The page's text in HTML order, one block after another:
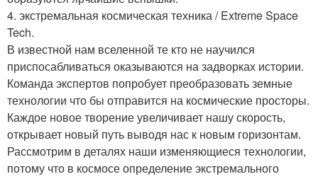
4. экстремальная космическая техника / Extreme Space
Tech.
В известной нам вселенной те кто не научился
приспосабливаться оказываются на задворках истории.
Команда экспертов попробует преобразовать земные
технологии что бы отправится на космические просторы.
Каждое новое творение увеличивает нашу скорость,
открывает новый путь выводя нас к новым горизонтам.
Рассмотрим в деталях наши изменяющиеся технологии,
потому что в космосе определение экстремального